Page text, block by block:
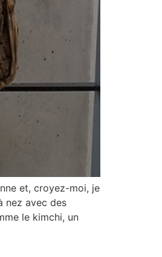
et, croyez-moi, je
nez avec des
le kimchi, un